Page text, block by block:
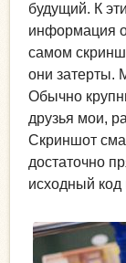
будущий. К
информация
самом
они затерты.
Обычно
друзья мои,
Скриншот
достаточно
исходный код